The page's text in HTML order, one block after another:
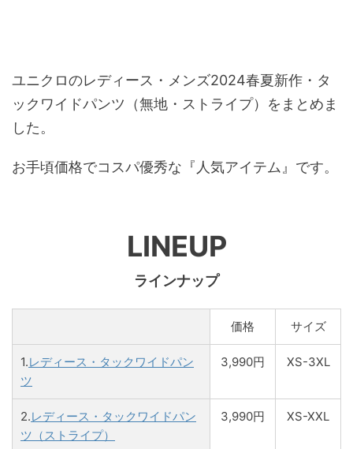
ユニクロのレディース・メンズ2024春夏新作・タ
ックワイドパンツ（無地・ストライプ）をまとめま
した。
お手頃価格でコスパ優秀な『人気アイテム』です。
LINEUP
ラインナップ
価格 サイズ
1.レディース・タックワイドパン
ツ
3,990円 XS-3XL
2.レディース・タックワイドパン
ツ（ストライプ）
3,990円 XS-XXL